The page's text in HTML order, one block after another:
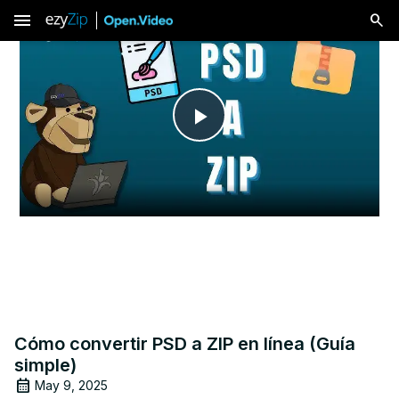
menu
Play
Video
Cómo convertir PSD a ZIP en línea (Guía
simple)
May 9, 2025